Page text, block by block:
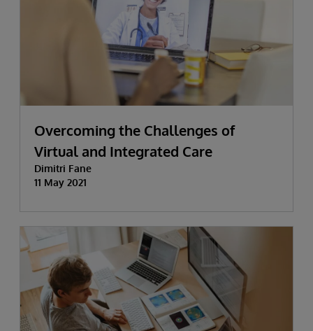
Overcoming the Challenges of
Virtual and Integrated Care
Dimitri Fane
11 May 2021